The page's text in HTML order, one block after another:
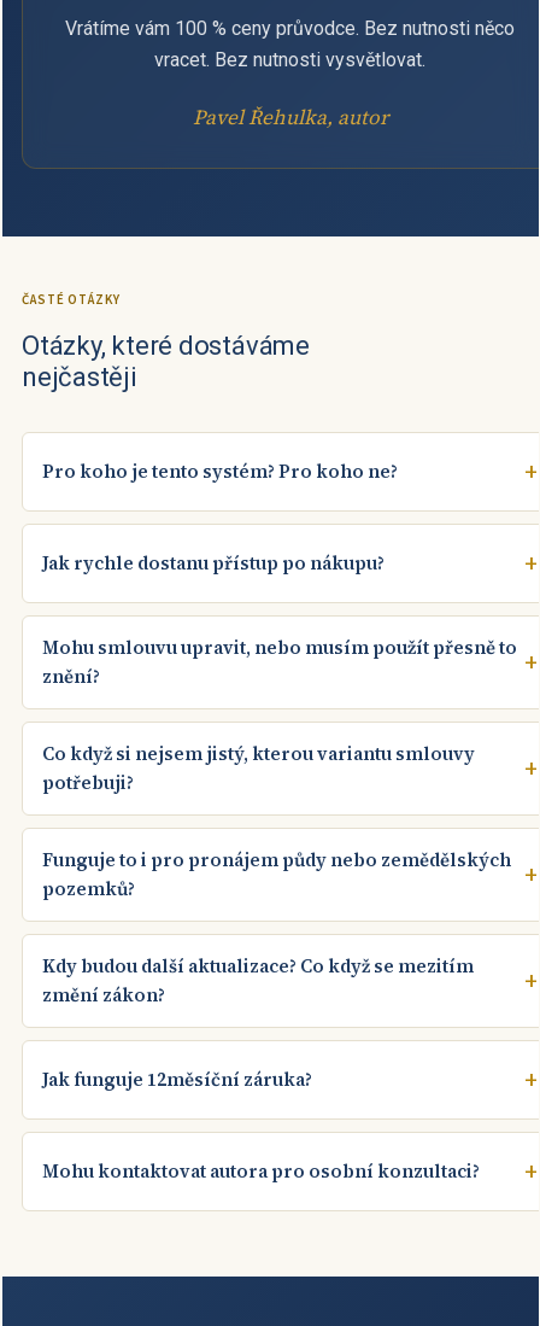
Vrátíme vám 100 % ceny průvodce. Bez nutnosti něco
vracet. Bez nutnosti vysvětlovat.
Pavel Řehulka, autor
ČASTÉ OTÁZKY
Otázky, které dostáváme
nejčastěji
Pro koho je tento systém? Pro koho ne?
Jak rychle dostanu přístup po nákupu?
Mohu smlouvu upravit, nebo musím použít přesně to
znění?
Co když si nejsem jistý, kterou variantu smlouvy
potřebuji?
Funguje to i pro pronájem půdy nebo zemědělských
pozemků?
Kdy budou další aktualizace? Co když se mezitím
změní zákon?
Jak funguje 12měsíční záruka?
Mohu kontaktovat autora pro osobní konzultaci?